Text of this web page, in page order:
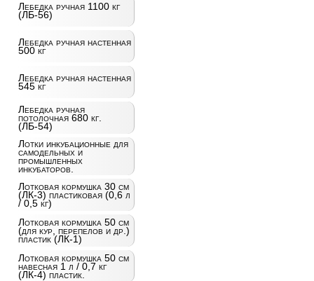
Лебедка ручная 1100 кг
(ЛБ-56)
Лебедка ручная настенная
500 кг
Лебедка ручная настенная
545 кг
Лебедка ручная
потолочная 680 кг.
(ЛБ-54)
Лотки инкубационные для
самодельных и
промышленных
инкубаторов.
Лотковая кормушка 30 см
(ЛК-3) пластиковая (0,6 л
/ 0,5 кг)
Лотковая кормушка 50 см
(для кур, перепелов и др.)
пластик (ЛК-1)
Лотковая кормушка 50 см
навесная 1 л / 0,7 кг
(ЛК-4) пластик.